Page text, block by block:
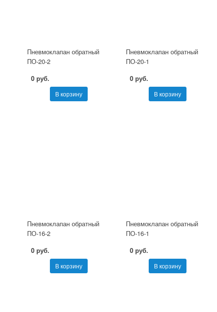
Пневмоклапан обратный
ПО-20-2
0 руб.
В корзину
Пневмоклапан обратный
ПО-20-1
0 руб.
В корзину
Пневмоклапан обратный
ПО-16-2
0 руб.
В корзину
Пневмоклапан обратный
ПО-16-1
0 руб.
В корзину